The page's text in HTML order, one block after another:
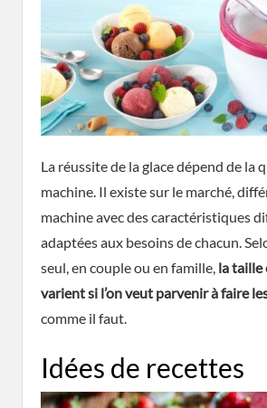
La réussite de la glace dépend de la
machine. Il existe sur le marché,
machine avec des caractéristiques
adaptées aux besoins de chacun.
seul, en couple ou en famille, la taille
varient si l’on veut parvenir à faire
comme il faut.
Idées de recettes